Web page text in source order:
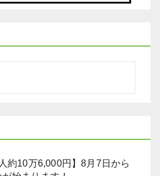
約10万6,000円】8月7日から